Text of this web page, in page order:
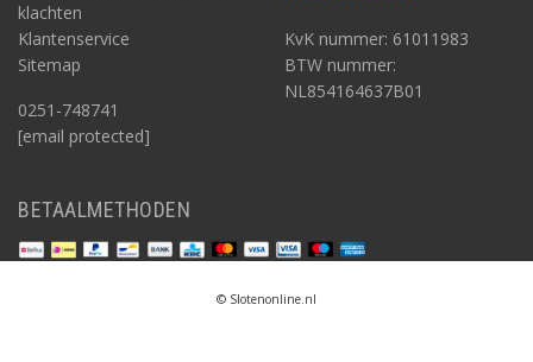
klachten
Klantenservice
Sitemap
0251-748741
[email protected]
KvK nummer: 61011983
BTW nummer:
NL854164637B01
BETAALMETHODEN
© Slotenonline.nl